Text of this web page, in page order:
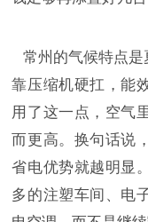
常州的气候特点
靠压缩机硬扛，能
用了这一点，空气
而更高。换句话说
省电优势就越明显
多的注塑车间、电